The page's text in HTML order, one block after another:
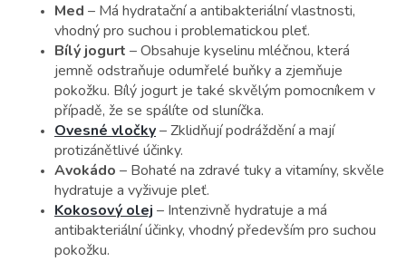
Med – Má hydratační a antibakteriální vlastnosti,
vhodný pro suchou i problematickou pleť.
Bílý jogurt – Obsahuje kyselinu mléčnou, která
jemně odstraňuje odumřelé buňky a zjemňuje
pokožku. Bílý jogurt je také skvělým pomocníkem v
případě, že se spálíte od sluníčka.
Ovesné vločky– Zklidňují podráždění a mají
protizánětlivé účinky.
Avokádo – Bohaté na zdravé tuky a vitamíny, skvěle
hydratuje a vyživuje pleť.
Kokosový olej – Intenzivně hydratuje a má
antibakteriální účinky, vhodný především pro suchou
pokožku.